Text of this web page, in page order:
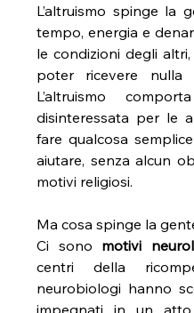
L’altruismo spinge la
tempo, energia e
le condizioni degli
poter ricevere nulla
L’altruismo
disinteressata per le
fare qualcosa
aiutare, senza alcun
motivi religiosi.
Ma cosa spinge la
Ci sono motivi
centri della
neurobiologi hanno